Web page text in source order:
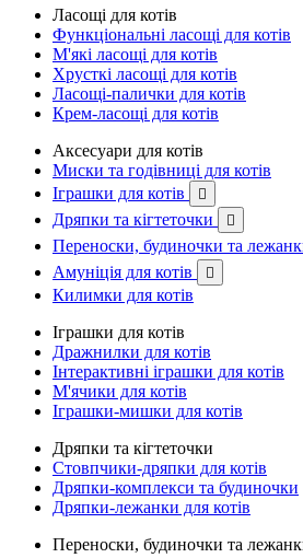
Ласощі для котів
Функціональні ласощі для котів
М'які ласощі для котів
Хрусткі ласощі для котів
Ласощі-палички для котів
Крем-ласощі для котів
Аксесуари для котів
Миски та годівниці для котів
Іграшки для котів

Дряпки та кігтеточки 
Переноски, будиночки та
Амуніція для котів 
Килимки для котів
Іграшки для котів
Дражнилки для котів
Інтерактивні іграшки для котів
М'ячики для котів
Іграшки-мишки для котів
Дряпки та кігтеточки
Стовпчики-дряпки для котів
Дряпки-комплекси та будиночки
Дряпки-лежанки для котів
Переноски, будиночки та